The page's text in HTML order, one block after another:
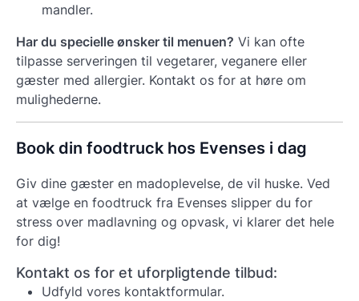
mandler.
Har du specielle ønsker til menuen? Vi kan ofte
tilpasse serveringen til vegetarer, veganere eller
gæster med allergier. Kontakt os for at høre om
mulighederne.
Book din foodtruck hos Evenses i dag
Giv dine gæster en madoplevelse, de vil huske. Ved
at vælge en foodtruck fra Evenses slipper du for
stress over madlavning og opvask, vi klarer det hele
for dig!
Kontakt os for et uforpligtende tilbud:
Udfyld vores kontaktformular.